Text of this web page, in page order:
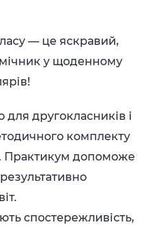
— це яскравий,
у щоденному
для другокласників і
комплекту
Практикум допоможе
спостережливість,